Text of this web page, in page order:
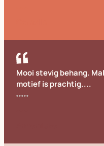
Mooi stevig behang.
motief is prachtig....